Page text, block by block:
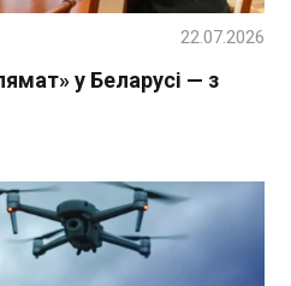
у Беларусі — з
22.07.2026